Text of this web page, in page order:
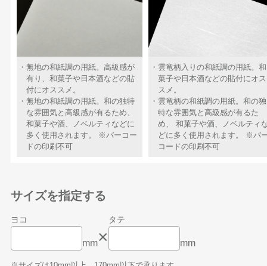
無地の和紙調の用紙。高級感が
有り、和菓子や日本酒などの貼
付にオススメ。
無地の和紙調の用紙。和の独特
な雰囲気と高級感が有るため、
和菓子や酒、ノベルティなどに
多く使用されます。 ※バーコー
ドの印刷不可
雲竜柄入りの和紙調の用紙。和
菓子や日本酒などの貼付にオス
スメ。
雲竜柄の和紙調の用紙。和の独
特な雰囲気と高級感が有るた
め、 和菓子や酒、ノベルティ
どに多く使用されます。 ※バ
コードの印刷不可
サイズを指定する
ヨコ
mm×
タテ
mm